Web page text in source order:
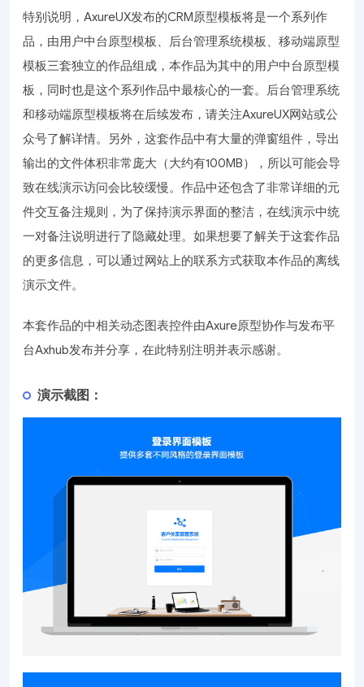
特别说明，AxureUX发布的CRM原型模板将是一个系列作
品，由用户中台原型模板、后台管理系统模板、移动端原型
模板三套独立的作品组成，本作品为其中的用户中台原型模
板，同时也是这个系列作品中最核心的一套。后台管理系统
和移动端原型模板将在后续发布，请关注AxureUX网站或公
众号了解详情。另外，这套作品中有大量的弹窗组件，导出
输出的文件体积非常庞大（大约有100MB），所以可能会导
致在线演示访问会比较缓慢。作品中还包含了非常详细的元
件交互备注规则，为了保持演示界面的整洁，在线演示中统
一对备注说明进行了隐藏处理。如果想要了解关于这套作品
的更多信息，可以通过网站上的联系方式获取本作品的离线
演示文件。
本套作品的中相关动态图表控件由Axure原型协作与发布平
台Axhub发布并分享，在此特别注明并表示感谢。
演示截图：